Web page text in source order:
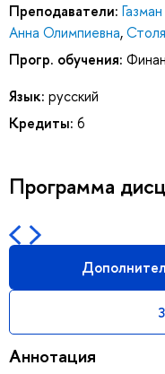
Преподаватели:
Анна Олимпиевна,
Прогр. обучения:
Язык: русский
Кредиты: 6
Программа
Аннотация